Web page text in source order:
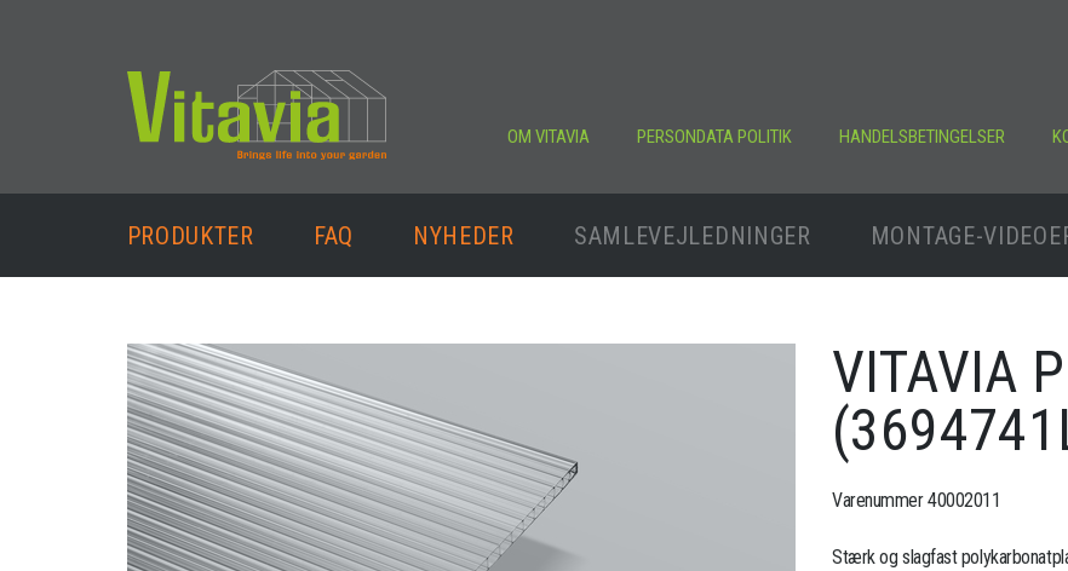
OM VITAVIA PERSONDATA POLITIK HANDELSBETINGELSER
PRODUKTER FAQ NYHEDER SAMLEVEJLEDNINGER MONTAGE-
VITAVIA
Varenummer 40002011
Stærk og slagfast